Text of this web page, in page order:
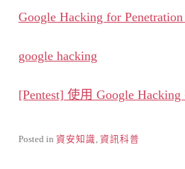
Google Hacking for Penetration
google hacking
[Pentest] 使用 Google
Posted in 資安知識 資訊科普